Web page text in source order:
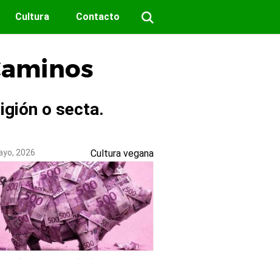
Cultura Contacto
o secta.
2026 Cultura vegana